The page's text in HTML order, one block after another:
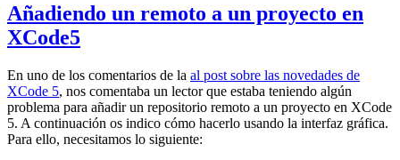
Añadiendo un remoto a un proyecto en
XCode5
En uno de los comentarios de la al post sobre las novedades de
XCode 5, nos comentaba un lector que estaba teniendo algún
problema para añadir un repositorio remoto a un proyecto en XCode
5. A continuación os indico cómo hacerlo usando la interfaz gráfica.
Para ello, necesitamos lo siguiente: